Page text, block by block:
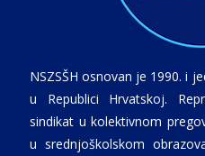
NSZSŠH osnovan je 1990. i
u Republici Hrvatskoj.
sindikat u kolektivnom
u srednjoškolskom